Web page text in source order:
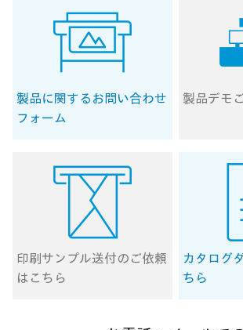
製品に関する お問い合わせ
フォーム
製品デモ
印刷サンプル送付の ご依頼
はこちら
カタログ
ちら